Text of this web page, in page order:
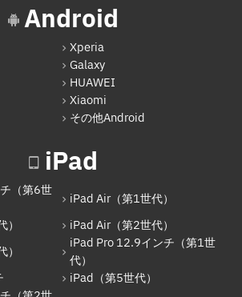
4世代）
インチ（第1世代）
）
インチ（第3世代）
ンチ（第1世代）
5世代）
）
Android
Xperia
Galaxy
HUAWEI
Xiaomi
その他Android
iPad
（第6世
iPad Air（第1世代）
iPad Air（第2世代）
iPad Pro 12.9インチ（第1世
代）
iPad（第5世代）